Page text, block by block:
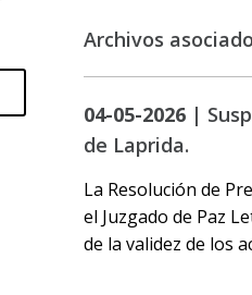
Archivos
04-05-2026 |
de Laprida.
La Resolución de
el Juzgado de Paz
de la validez de los